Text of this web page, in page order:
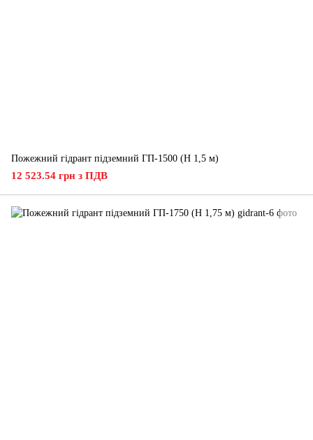
Пожежний гідрант підземний ГП-1500 (H 1,5 м)
12 523.54 грн з ПДВ